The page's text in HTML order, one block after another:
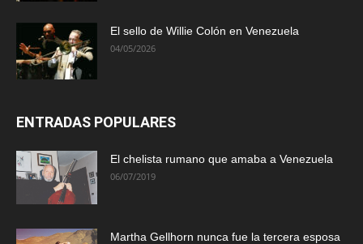
El sello de Willie Colón en Venezuela
04/05/2026
ENTRADAS POPULARES
El chelista rumano que amaba a Venezuela
06/07/2019
Martha Gellhorn nunca fue la tercera esposa